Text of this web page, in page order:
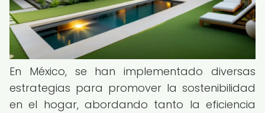
En México, se han implementado diversas
estrategias para promover la sostenibilidad
en el hogar, abordando tanto la eficiencia